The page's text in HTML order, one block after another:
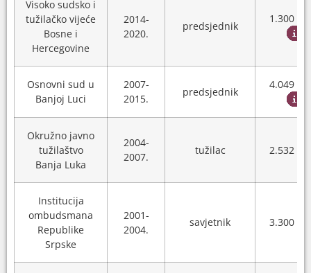
Visoko sudsko i
tužilačko vijeće
Bosne i
Hercegovine
2014-
2020.
predsjednik
1.300
Osnovni sud u
Banjoj Luci
2007-
2015.
predsjednik
4.049
Okružno javno
tužilaštvo
Banja Luka
2004-
2007.
tužilac 2.532
Institucija
ombudsmana
Republike
Srpske
2001-
2004.
savjetnik 3.300